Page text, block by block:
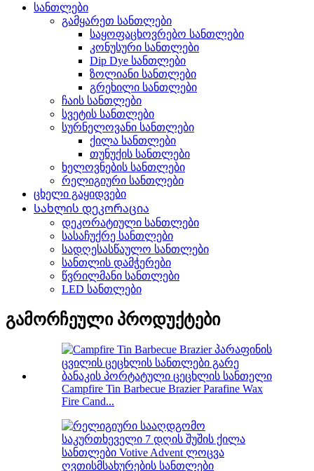
სანთლები
გამყარეთ სანთლები
საყოფაცხოვრებო სანთლები
კონუსური სანთლები
Dip Dye სანთლები
ზოლიანი სანთლები
გრეხილი სანთლები
ჩაის სანთლები
სვეტის სანთლები
სურნელოვანი სანთლები
ქილა სანთლები
თუნუქის სანთლები
ხელოვნების სანთლები
რელიგიური სანთლები
ცხელი გაყიდვები
Სახლის დეკორაცია
დეკორატიული სანთლები
სასაჩუქრე სანთლები
სადღესასწაულო სანთლები
სანთლის დამჭერები
წვრილმანი სანთლები
LED სანთლები
გამორჩეული პროდუქტები
Campfire Tin Barbecue Brazier Parafine Wax
Fire Cand...